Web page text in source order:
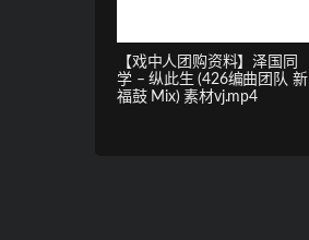
【戏中人团购资料】泽国同
学 – 纵此生 (426编曲团队 新
福鼓 Mix) 素材vj.mp4